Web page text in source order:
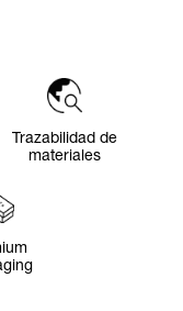
Trazabilidad de
materiales